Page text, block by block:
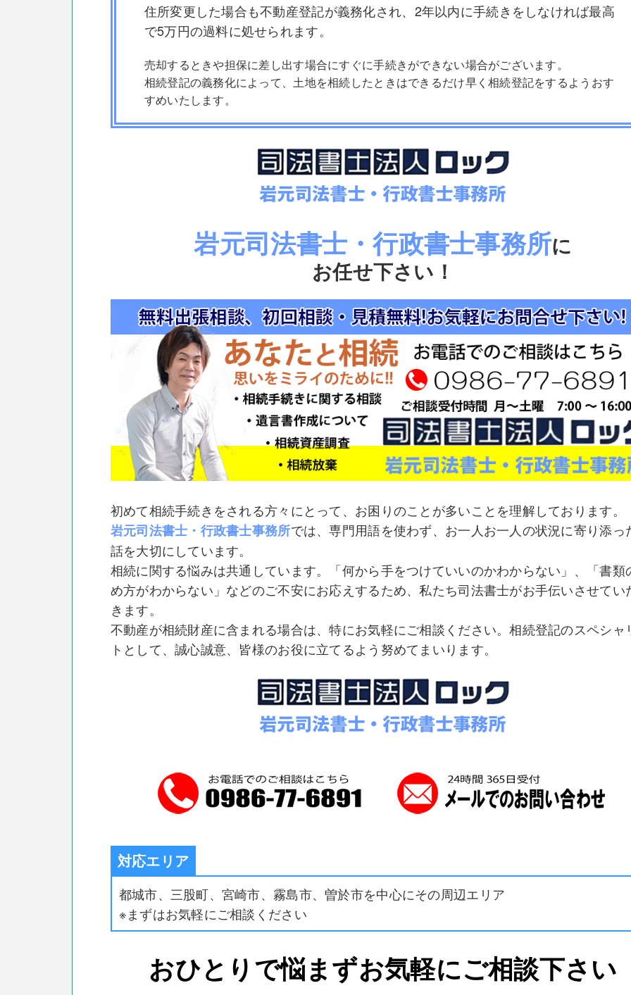
住所変更した場合も不動産登記が義務化され、2年以内に手続きをしなければ最高
で5万円の過料に処せられます。
売却するときや担保に差し出す場合にすぐに手続きができない場合がございます。
相続登記の義務化によって、土地を相続したときはできるだけ早く相続登記をするようおす
すめいたします。
岩元司法書士・行政書士事務所に
お任せ下さい！
初めて相続手続きをされる方々にとって、お困りのことが多いことを理解しております。
岩元司法書士・行政書士事務所では、専門用語を使わず、お一人お一人の状況に寄り添っ
話を大切にしています。
相続に関する悩みは共通しています。「何から手をつけていいのかわからない」、「書類
め方がわからない」などのご不安にお応えするため、私たち司法書士がお手伝いさせてい
きます。
不動産が相続財産に含まれる場合は、特にお気軽にご相談ください。相続登記のスペシャ
トとして、誠心誠意、皆様のお役に立てるよう努めてまいります。
対応エリア
都城市、三股町、宮崎市、霧島市、曽於市を中心にその周辺エリア
※まずはお気軽にご相談ください
おひとりで悩まずお気軽にご相談下さい